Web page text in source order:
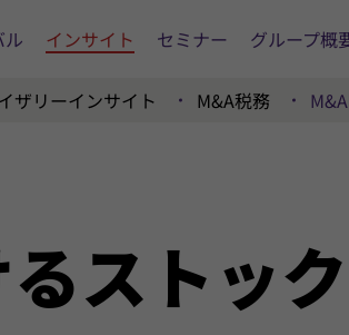
ル インサイト セミナー グループ概
ザリーインサイト M&A税務
ストック